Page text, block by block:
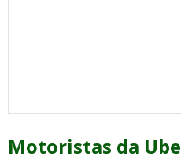
Motoristas da